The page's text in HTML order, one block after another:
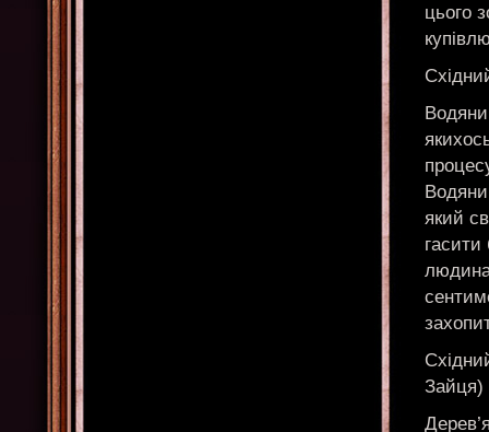
цього
який
гасити
Зайця)